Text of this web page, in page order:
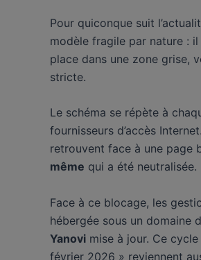
Pour quiconque suit
modèle fragile par nature :
place dans une zone grise,
stricte.
Le schéma se répète à
fournisseurs d’accès
retrouvent face à une page
même qui a été neutralisée.
Face à ce blocage, les
hébergée sous un domaine
Yanovi mise à jour. Ce
février 2026 » reviennent